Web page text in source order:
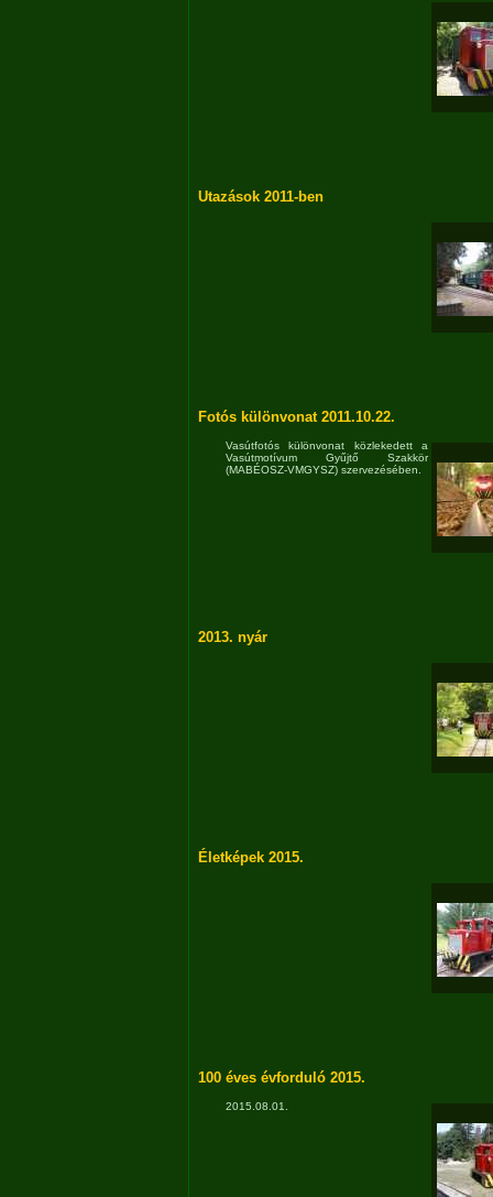
Utazások 2011-ben
Fotós különvonat 2011.10.22.
Vasútfotós különvonat közlekedett a
Vasútmotívum Gyűjtő Szakkör
(MABÉOSZ-VMGYSZ) szervezésében.
2013. nyár
Életképek 2015.
100 éves évforduló 2015.
2015.08.01.